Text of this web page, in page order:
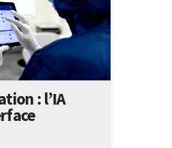
: l’IA